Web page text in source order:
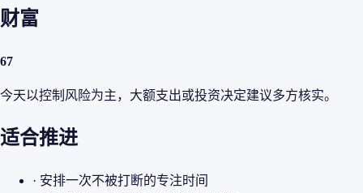
财富
67
今天以控制风险为主，大额支出或投资决定建议多方核实。
适合推进
· 安排一次不被打断的专注时间